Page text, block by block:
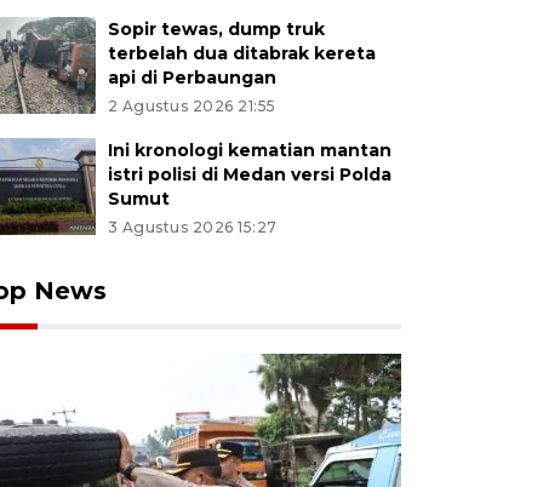
Sopir tewas, dump truk
terbelah dua ditabrak kereta
api di Perbaungan
2 Agustus 2026 21:55
Ini kronologi kematian mantan
istri polisi di Medan versi Polda
Sumut
3 Agustus 2026 15:27
News